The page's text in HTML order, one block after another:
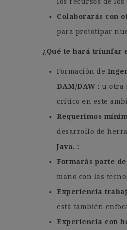
Colaborarás con
para prototipar
¿Qué te hará triunfar
Formación de
DAM/DAW
u otra
crítico en este
Requerimos
desarrollo de
Java.
Formarás parte
mano con las
Experiencia
está también
Experiencia con